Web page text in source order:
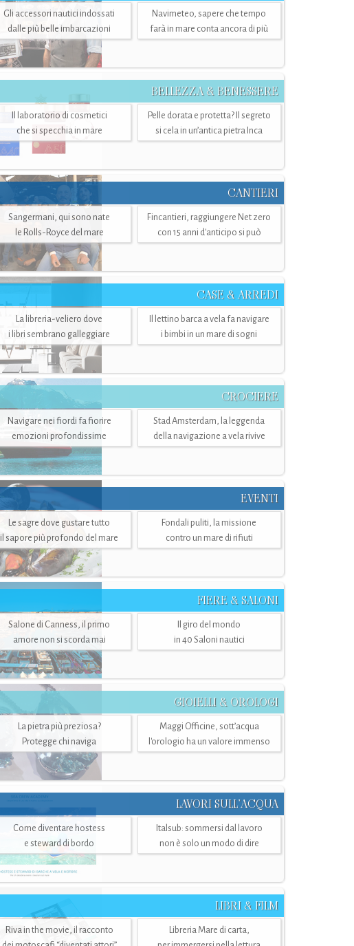
Gli accessori nautici indossati
dalle più belle imbarcazioni
Navimeteo, sapere che tempo
farà in mare conta ancora di più
BELLEZZA & BENESSERE
Il laboratorio di cosmetici
che si specchia in mare
Pelle dorata e protetta? Il segreto
si cela in un’antica pietra Inca
CANTIERI
Sangermani, qui sono nate
le Rolls-Royce del mare
Fincantieri, raggiungere Net zero
con 15 anni d'anticipo si può
CASE & ARREDI
La libreria-veliero dove
i libri sembrano galleggiare
Il lettino barca a vela fa navigare
i bimbi in un mare di sogni
CROCIERE
Navigare nei fiordi fa fiorire
emozioni profondissime
Stad Amsterdam, la leggenda
della navigazione a vela rivive
EVENTI
Le sagre dove gustare tutto
il sapore più profondo del mare
Fondali puliti, la missione
contro un mare di rifiuti
FIERE & SALONI
Salone di Canness, il primo
amore non si scorda mai
Il giro del mondo
in 40 Saloni nautici
GIOIELLI & OROLOGI
La pietra più preziosa?
Protegge chi naviga
Maggi Officine, sott’acqua
l'orologio ha un valore immenso
LAVORI SULL’ACQUA
Come diventare hostess
e steward di bordo
Italsub: sommersi dal lavoro
non è solo un modo di dire
LIBRI & FILM
Riva in the movie, il racconto
Libreria Mare di carta,